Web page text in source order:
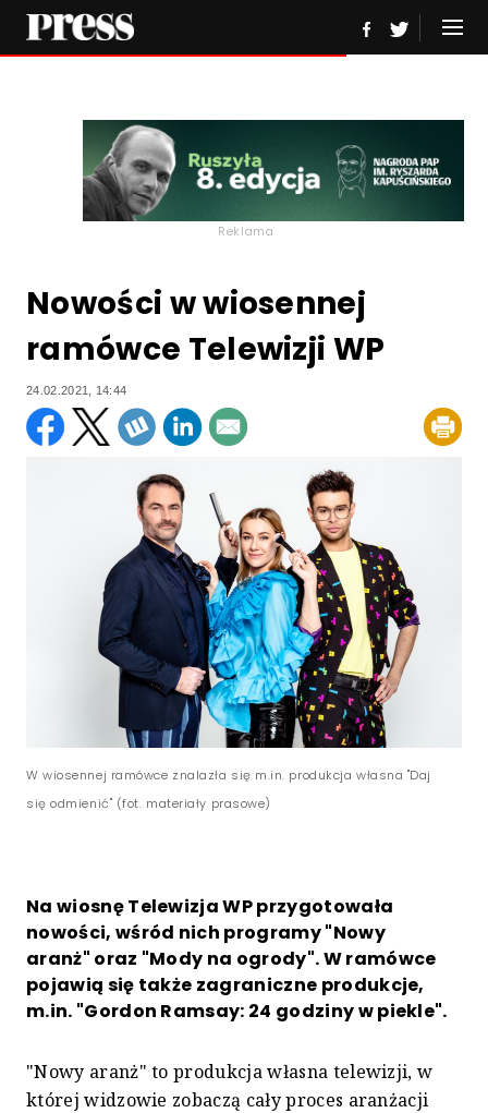
Reklama
Nowości w wiosennej
ramówce Telewizji WP
24.02.2021, 14:44
W wiosennej ramówce znalazła się m.in. produkcja własna "Daj
się odmienić" (fot. materiały prasowe)
Na wiosnę Telewizja WP przygotowała
nowości, wśród nich programy "Nowy
aranż" oraz "Mody na ogrody". W ramówce
pojawią się także zagraniczne produkcje,
m.in. "Gordon Ramsay: 24 godziny w piekle".
"Nowy aranż" to produkcja własna telewizji, w
której widzowie zobaczą cały proces aranżacji